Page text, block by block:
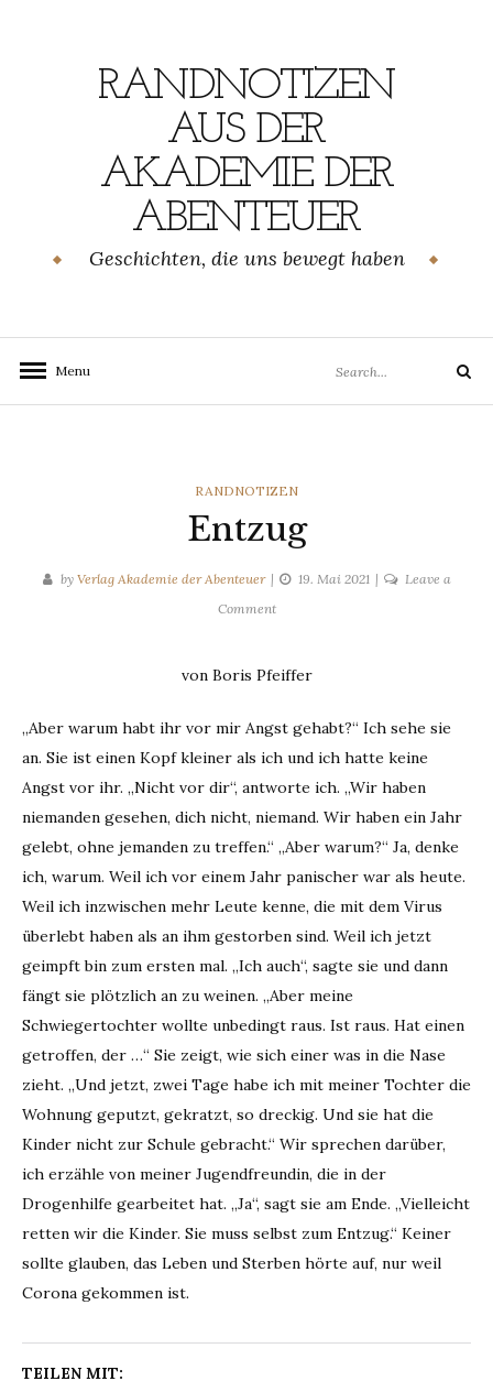
RANDNOTIZEN
AUS DER
AKADEMIE DER
ABENTEUER
Geschichten, die uns bewegt haben
Menu
for:
Search
CATEGORIES
RANDNOTIZEN
Entzug
by Verlag Akademie der Abenteuer 19. Mai 2021
Leave a
Commenton
von Boris Pfeiffer
„Aber warum habt ihr vor mir Angst gehabt?“ Ich sehe sie
an. Sie ist einen Kopf kleiner als ich und ich hatte keine
Angst vor ihr. „Nicht vor dir“, antworte ich. „Wir haben
niemanden gesehen, dich nicht, niemand. Wir haben ein Jahr
gelebt, ohne jemanden zu treffen.“ „Aber warum?“ Ja, denke
ich, warum. Weil ich vor einem Jahr panischer war als heute.
Weil ich inzwischen mehr Leute kenne, die mit dem Virus
überlebt haben als an ihm gestorben sind. Weil ich jetzt
geimpft bin zum ersten mal. „Ich auch“, sagte sie und dann
fängt sie plötzlich an zu weinen. „Aber meine
Schwiegertochter wollte unbedingt raus. Ist raus. Hat einen
getroffen, der …“ Sie zeigt, wie sich einer was in die Nase
zieht. „Und jetzt, zwei Tage habe ich mit meiner Tochter die
Wohnung geputzt, gekratzt, so dreckig. Und sie hat die
Kinder nicht zur Schule gebracht.“ Wir sprechen darüber,
ich erzähle von meiner Jugendfreundin, die in der
Drogenhilfe gearbeitet hat. „Ja“, sagt sie am Ende. „Vielleicht
retten wir die Kinder. Sie muss selbst zum Entzug.“ Keiner
sollte glauben, das Leben und Sterben hörte auf, nur weil
Corona gekommen ist.
TEILEN MIT: